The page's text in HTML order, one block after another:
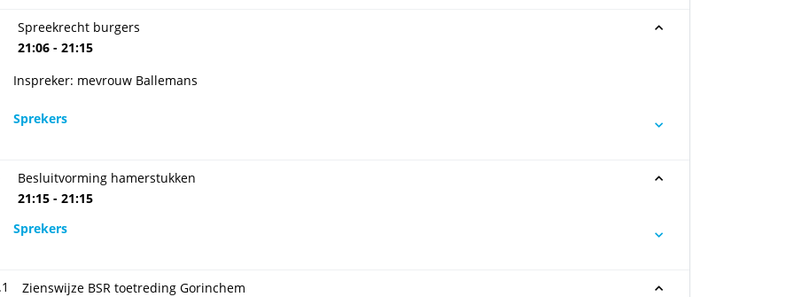
Spreekrecht burgers
21:06 - 21:15
Inspreker: mevrouw Ballemans
Sprekers
Besluitvorming hamerstukken
21:15 - 21:15
Sprekers
Zienswijze BSR toetreding Gorinchem